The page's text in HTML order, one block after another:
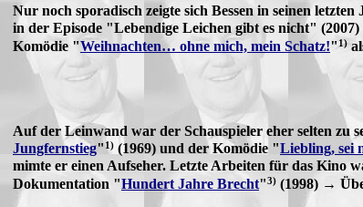
Nur noch sporadisch zeigte sich Bessen in seinen
in der Episode "Lebendige Leichen gibt es nicht"
Komödie "Weihnachten… ohne mich, mein Schatz!"1)
Auf der Leinwand war der Schauspieler eher selten
Jungfernstieg" 1) (1969) und der Komödie "Liebling, sei
mimte er einen Aufseher. Letzte Arbeiten für das Kino
Dokumentation "Hundert Jahre Brecht"3) (1998) →